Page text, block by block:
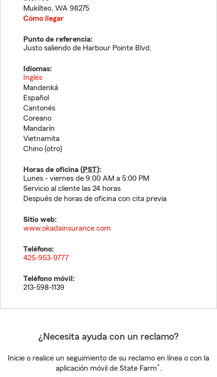
Mukilteo, WA 98275
Cómo llegar
Punto de referencia:
Justo saliendo de Harbour Pointe Blvd.
Idiomas:
Inglés
Mandenká
Español
Cantonés
Coreano
Mandarín
Vietnamita
Chino (otro)
Horas de oficina (PST):
Lunes - viernes de 9:00 AM a 5:00 PM
Servicio al cliente las 24 horas
Después de horas de oficina con cita previa
Sitio web:
www.okadainsurance.com
Teléfono:
425-953-9777
Teléfono móvil:
213-598-1139
¿Necesita ayuda con un reclamo?
Inicie o realice un seguimiento de su reclamo en línea o con la
aplicación móvil de State Farm®.